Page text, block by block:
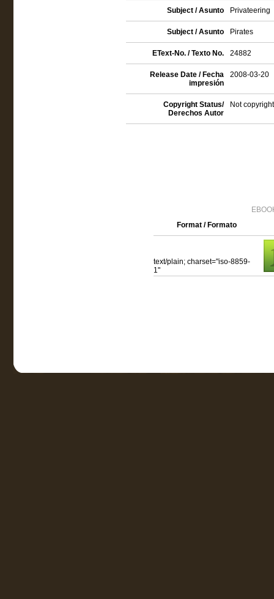
Subject / Asunto Privateering
Subject / Asunto Pirates
EText-No. / Texto No. 24882
Release Date / Fecha
impresión
2008-03-20
Copyright Status/
Derechos Autor
Not
Format / Formato
text/plain; charset="iso-8859-
1"